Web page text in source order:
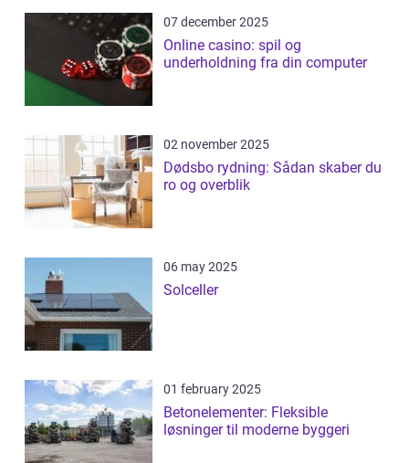
07 december 2025
Online casino: spil og
underholdning fra din computer
02 november 2025
Dødsbo rydning: Sådan skaber du
ro og overblik
06 may 2025
Solceller
01 february 2025
Betonelementer: Fleksible
løsninger til moderne byggeri